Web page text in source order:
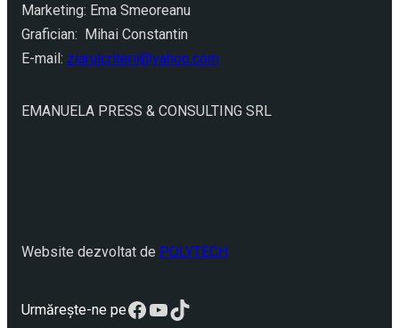
Marketing: Ema Smeoreanu
Grafician: Mihai Constantin
E-mail: ziarulcriterii@yahoo.com
EMANUELA PRESS & CONSULTING SRL
Website dezvoltat de POLYTECH
Urmărește-ne peFacebook
YouTube
TikTok